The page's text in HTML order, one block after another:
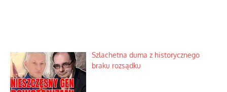
Szlachetna duma z historycznego
braku rozsądku